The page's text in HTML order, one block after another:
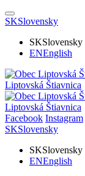
SKSlovensky
SKSlovensky
ENEnglish
Liptovská Štiavnica
Liptovská Štiavnica
Facebook Instagram
SKSlovensky
SKSlovensky
ENEnglish